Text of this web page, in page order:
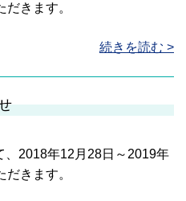
きます。
続きを読む >
、2018年12月28日～2019年
きます。